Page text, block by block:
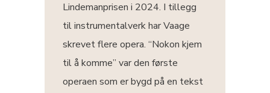
Lindemanprisen i 2024. I tillegg
til instrumentalverk har Vaage
skrevet flere opera. “Nokon kjem
til å komme” var den første
operaen som er bygd på en tekst